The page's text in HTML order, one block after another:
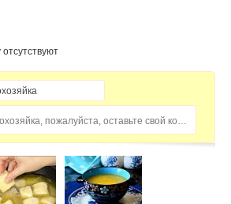
Домохозяйка, пожалуйста, оставьте свой комментарий...